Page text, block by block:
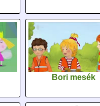
Bori mesék